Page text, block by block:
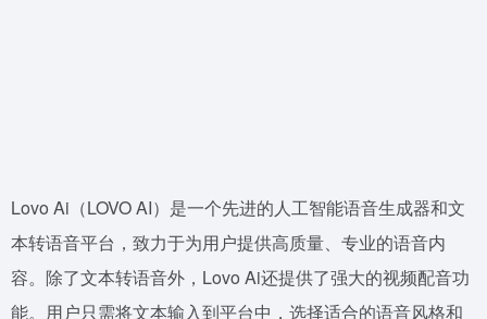
Lovo Ai（LOVO AI）是一个先进的人工智能语音生成器和文
本转语音平台，致力于为用户提供高质量、专业的语音内
容。除了文本转语音外，Lovo Ai还提供了强大的视频配音功
能。用户只需将文本输入到平台中，选择适合的语音风格和